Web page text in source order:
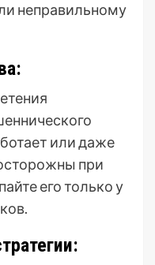
неправильному
или даже
при
его только у